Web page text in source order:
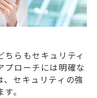
らもセキュリティ
プローチには明確な
セキュリティの強
。